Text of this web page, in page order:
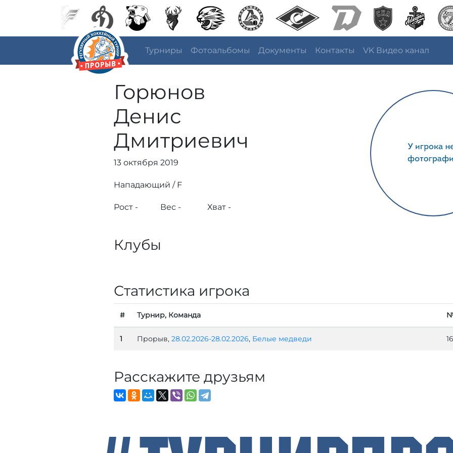
Турниры Фотоальбомы Документы Контакты VK Видео канал
Горюнов
Денис
Дмитриевич
13 октября 2019
Нападающий / F
Рост - Вес - Хват -
Клубы
Статистика игрока
# Турнир, Команда
1 Прорыв, 28.02.2026-28.02.2026, Белые медведи 16
Расскажите друзьям